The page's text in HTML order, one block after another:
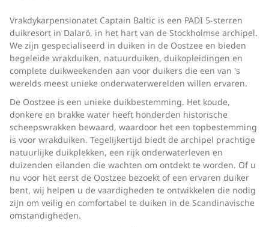
Vrakdykarpensionatet Captain Baltic is een PADI 5-sterren
duikresort in Dalarö, in het hart van de Stockholmse archipel.
We zijn gespecialiseerd in duiken in de Oostzee en bieden
begeleide wrakduiken, natuurduiken, duikopleidingen en
complete duikweekenden aan voor duikers die een van 's
werelds meest unieke onderwaterwerelden willen ervaren.
De Oostzee is een unieke duikbestemming. Het koude,
donkere en brakke water heeft honderden historische
scheepswrakken bewaard, waardoor het een topbestemming
is voor wrakduiken. Tegelijkertijd biedt de archipel prachtige
natuurlijke duikplekken, een rijk onderwaterleven en
duizenden eilanden die wachten om ontdekt te worden. Of u
nu voor het eerst de Oostzee bezoekt of een ervaren duiker
bent, wij helpen u de vaardigheden te ontwikkelen die nodig
zijn om veilig en comfortabel te duiken in de Scandinavische
omstandigheden.